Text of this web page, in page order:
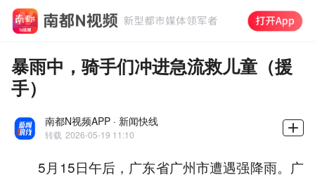
暴雨中，骑手们冲进急流救儿童（援
手）
南都N视频APP · 新闻快线
转载 2026-05-19 11:10
5月15日午后，广东省广州市遭遇强降雨。广